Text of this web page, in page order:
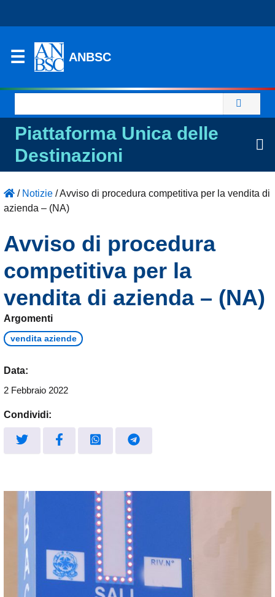
ANBSC
per:
Piattaforma Unica delle
Destinazioni
/ Notizie /Avviso di procedura competitiva per la vendita di
azienda – (NA)
Avviso di procedura
competitiva per la
vendita di azienda – (NA)
Argomenti
vendita aziende
Data:
2 Febbraio 2022
Condividi: